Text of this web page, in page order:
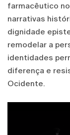
farmacêutico
narrativas
dignidade
remodelar a
identidades
diferença e
Ocidente.